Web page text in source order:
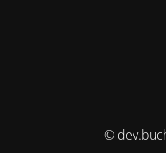
©